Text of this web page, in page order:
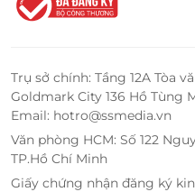
Trụ sở chính: Tầng 12A Tòa
Goldmark City 136 Hồ Tùng
Email: hotro@ssmedia.vn
Văn phòng HCM: Số 122
TP.Hồ Chí Minh
Giấy chứng nhận đăng ký